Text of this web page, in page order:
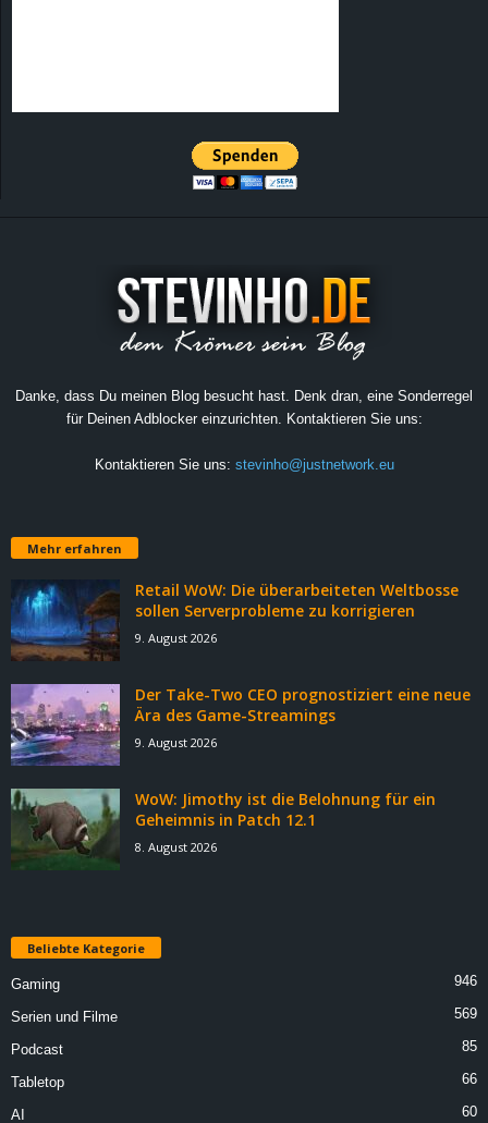
Danke, dass Du meinen Blog besucht hast. Denk dran, eine Sonderregel
für Deinen Adblocker einzurichten. Kontaktieren Sie uns:
Kontaktieren Sie uns: stevinho@justnetwork.eu
Mehr erfahren
Retail WoW: Die überarbeiteten Weltbosse
sollen Serverprobleme zu korrigieren
9. August 2026
Der Take-Two CEO prognostiziert eine neue
Ära des Game-Streamings
9. August 2026
WoW: Jimothy ist die Belohnung für ein
Geheimnis in Patch 12.1
8. August 2026
Beliebte Kategorie
Gaming 946
Serien und Filme 569
Podcast 85
Tabletop 66
AI 60